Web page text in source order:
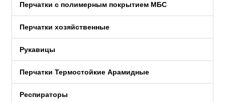
Перчатки с полимерным покрытием МБС
Перчатки хозяйственные
Рукавицы
Перчатки Термостойкие Арамидные
Респираторы